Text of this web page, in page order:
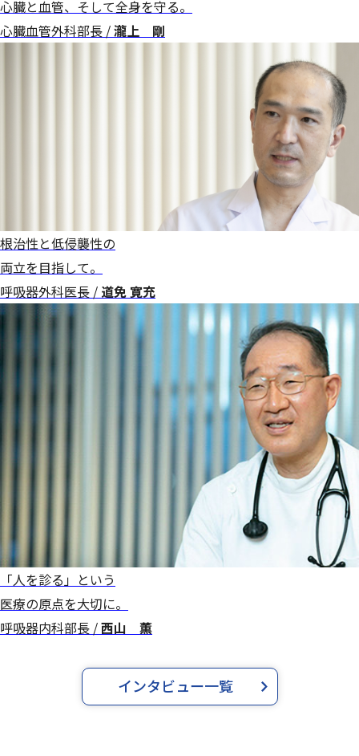
心臓と血管、そして全身を守る。
心臓血管外科部長 /瀧上 剛
根治性と低侵襲性の
両立を目指して。
呼吸器外科医長 / 道免 寛充
「人を診る」という
医療の原点を大切に。
呼吸器内科部長 /西山 薫
インタビュー一覧